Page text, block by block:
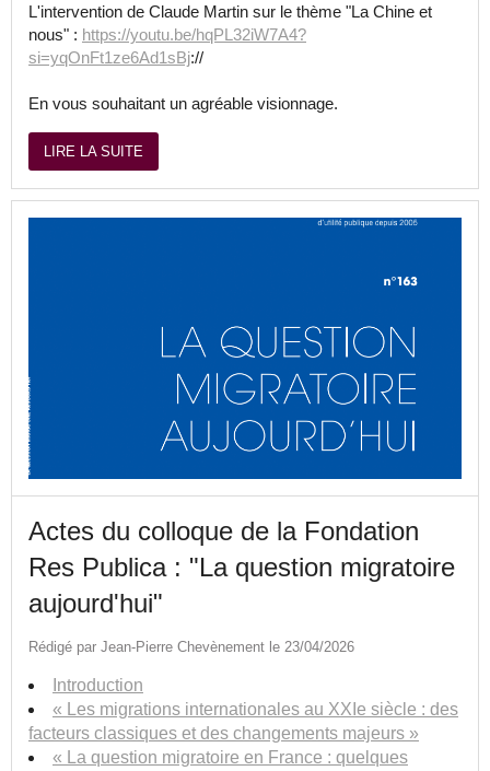
L'intervention de Claude Martin sur le thème "La Chine et
nous" : https://youtu.be/hqPL32iW7A4?
si=yqOnFt1ze6Ad1sBj://
En vous souhaitant un agréable visionnage.
LIRE LA SUITE
Actes du colloque de la Fondation
Res Publica : "La question migratoire
aujourd'hui"
Rédigé par Jean-Pierre Chevènement le 23/04/2026
Introduction
« Les migrations internationales au XXIe siècle : des
facteurs classiques et des changements majeurs »
« La question migratoire en France : quelques